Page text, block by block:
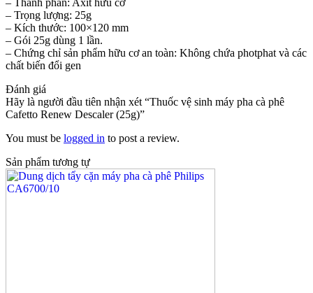
– Thành phần: Axit hữu cơ
– Trọng lượng: 25g
– Kích thước: 100×120 mm
– Gói 25g dùng 1 lần.
– Chứng chỉ sản phẩm hữu cơ an toàn: Không chứa photphat và các
chất biến đổi gen
Đánh giá
Hãy là người đầu tiên nhận xét “Thuốc vệ sinh máy pha cà phê
Cafetto Renew Descaler (25g)”
You must be logged in to post a review.
Sản phẩm tương tự